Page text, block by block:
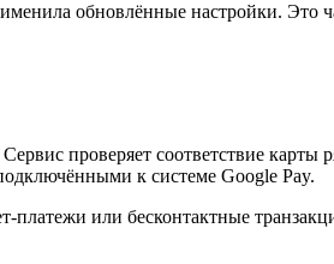
обновлённые настройки. Это
проверяет соответствие
к системе Google Pay.
или бесконтактные